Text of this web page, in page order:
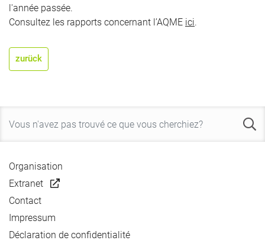
l'année passée.
Consultez les rapports concernant l’AQME ici.
zurück
Organisation
Extranet
Contact
Impressum
Déclaration de confidentialité